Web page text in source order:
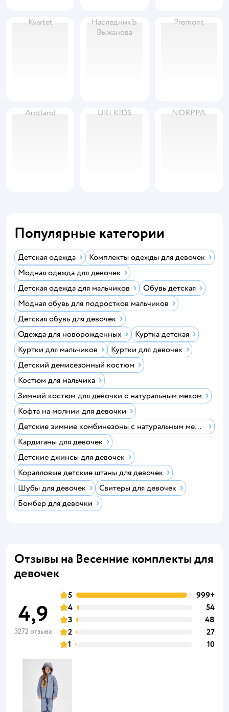
Kvartet
НаследникЪ
Выжанова
Premont
Arctland UKI KIDS NORPPA
Популярные категории
Детская одежда
Комплекты одежды для девочек
Модная одежда для девочек
Детская одежда для мальчиков
Обувь детская
Модная обувь для подростков мальчиков
Детская обувь для девочек
Одежда для новорожденных
Куртка детская
Куртки для мальчиков
Куртки для девочек
Детский демисезонный костюм
Костюм для мальчика
Зимний костюм для девочки с натуральным мехом
Кофта на молнии для девочки
Детские зимние комбинезоны с натуральным мехом
Кардиганы для девочек
Детские джинсы для девочек
Коралловые детские штаны для девочек
Шубы для девочек
Свитеры для девочек
Бомбер для девочки
Отзывы на Весенние комплекты для
девочек
4,9
3272 отзыва
5
999+
4
54
3
48
2
27
1
10